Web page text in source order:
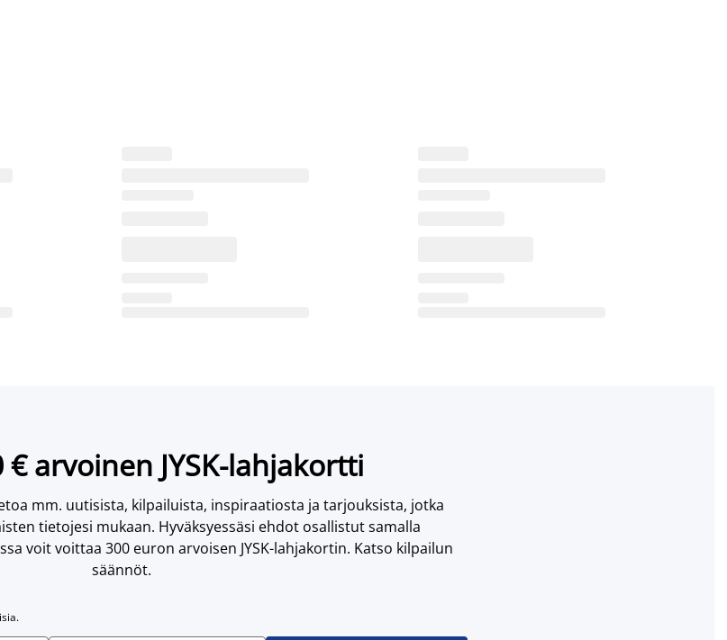
€ arvoinen JYSK-lahjakortti
mm. uutisista, kilpailuista, inspiraatiosta ja tarjouksista, jotka
tietojesi mukaan. Hyväksyessäsi ehdot osallistut samalla
voit voittaa 300 euron arvoisen JYSK-lahjakortin. Katso kilpailun
säännöt.